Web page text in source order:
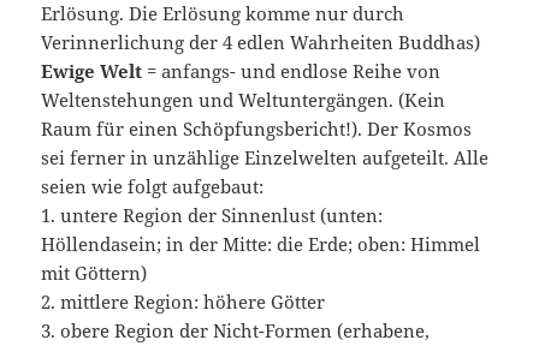
Erlösung. Die Erlösung komme nur durch
Verinnerlichung der 4 edlen Wahrheiten Buddhas)
Ewige Welt = anfangs- und endlose Reihe von
Weltenstehungen und Weltuntergängen. (Kein
Raum für einen Schöpfungsbericht!). Der Kosmos
sei ferner in unzählige Einzelwelten aufgeteilt. Alle
seien wie folgt aufgebaut:
1. untere Region der Sinnenlust (unten:
Höllendasein; in der Mitte: die Erde; oben: Himmel
mit Göttern)
2. mittlere Region: höhere Götter
3. obere Region der Nicht-Formen (erhabene,